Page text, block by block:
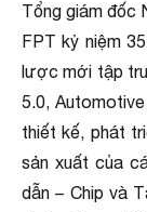
Tổng giám đốc
FPT kỷ niệm
lược mới tập
5.0, Automotive
thiết kế, phát
sản xuất của
dẫn – Chip và